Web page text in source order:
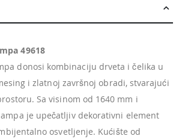
49618
donosi kombinaciju drveta i čelika u
i zlatnoj završnoj obradi, stvarajući
Sa visinom od 1640 mm i
je upečatljiv dekorativni element
osvetljenje. Kućište od